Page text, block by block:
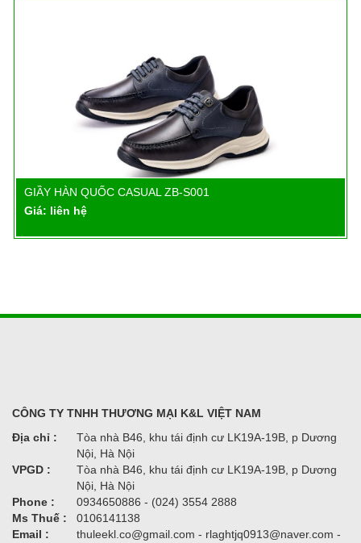
Chi tiết
GIẦY HÀN QUỐC CASUAL ZB-S001
Giá: liên hệ
CÔNG TY TNHH THƯƠNG MẠI K&L VIỆT NAM
Địa chỉ :
Tòa nhà B46, khu tái định cư LK19A-19B, p Dương
Nội, Hà Nội
VPGD :
Tòa nhà B46, khu tái định cư LK19A-19B, p Dương
Nội, Hà Nội
Phone :
0934650886 - (024) 3554 2888
Ms Thuế :
0106141138
Email :
thuleekl.co@gmail.com - rlaghtjq0913@naver.com -